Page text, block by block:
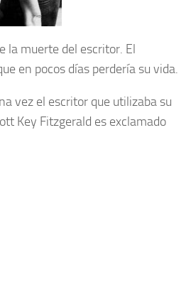
la muerte del escritor. El
en pocos días perdería su vida.
vez el escritor que utilizaba su
Key Fitzgerald es exclamado